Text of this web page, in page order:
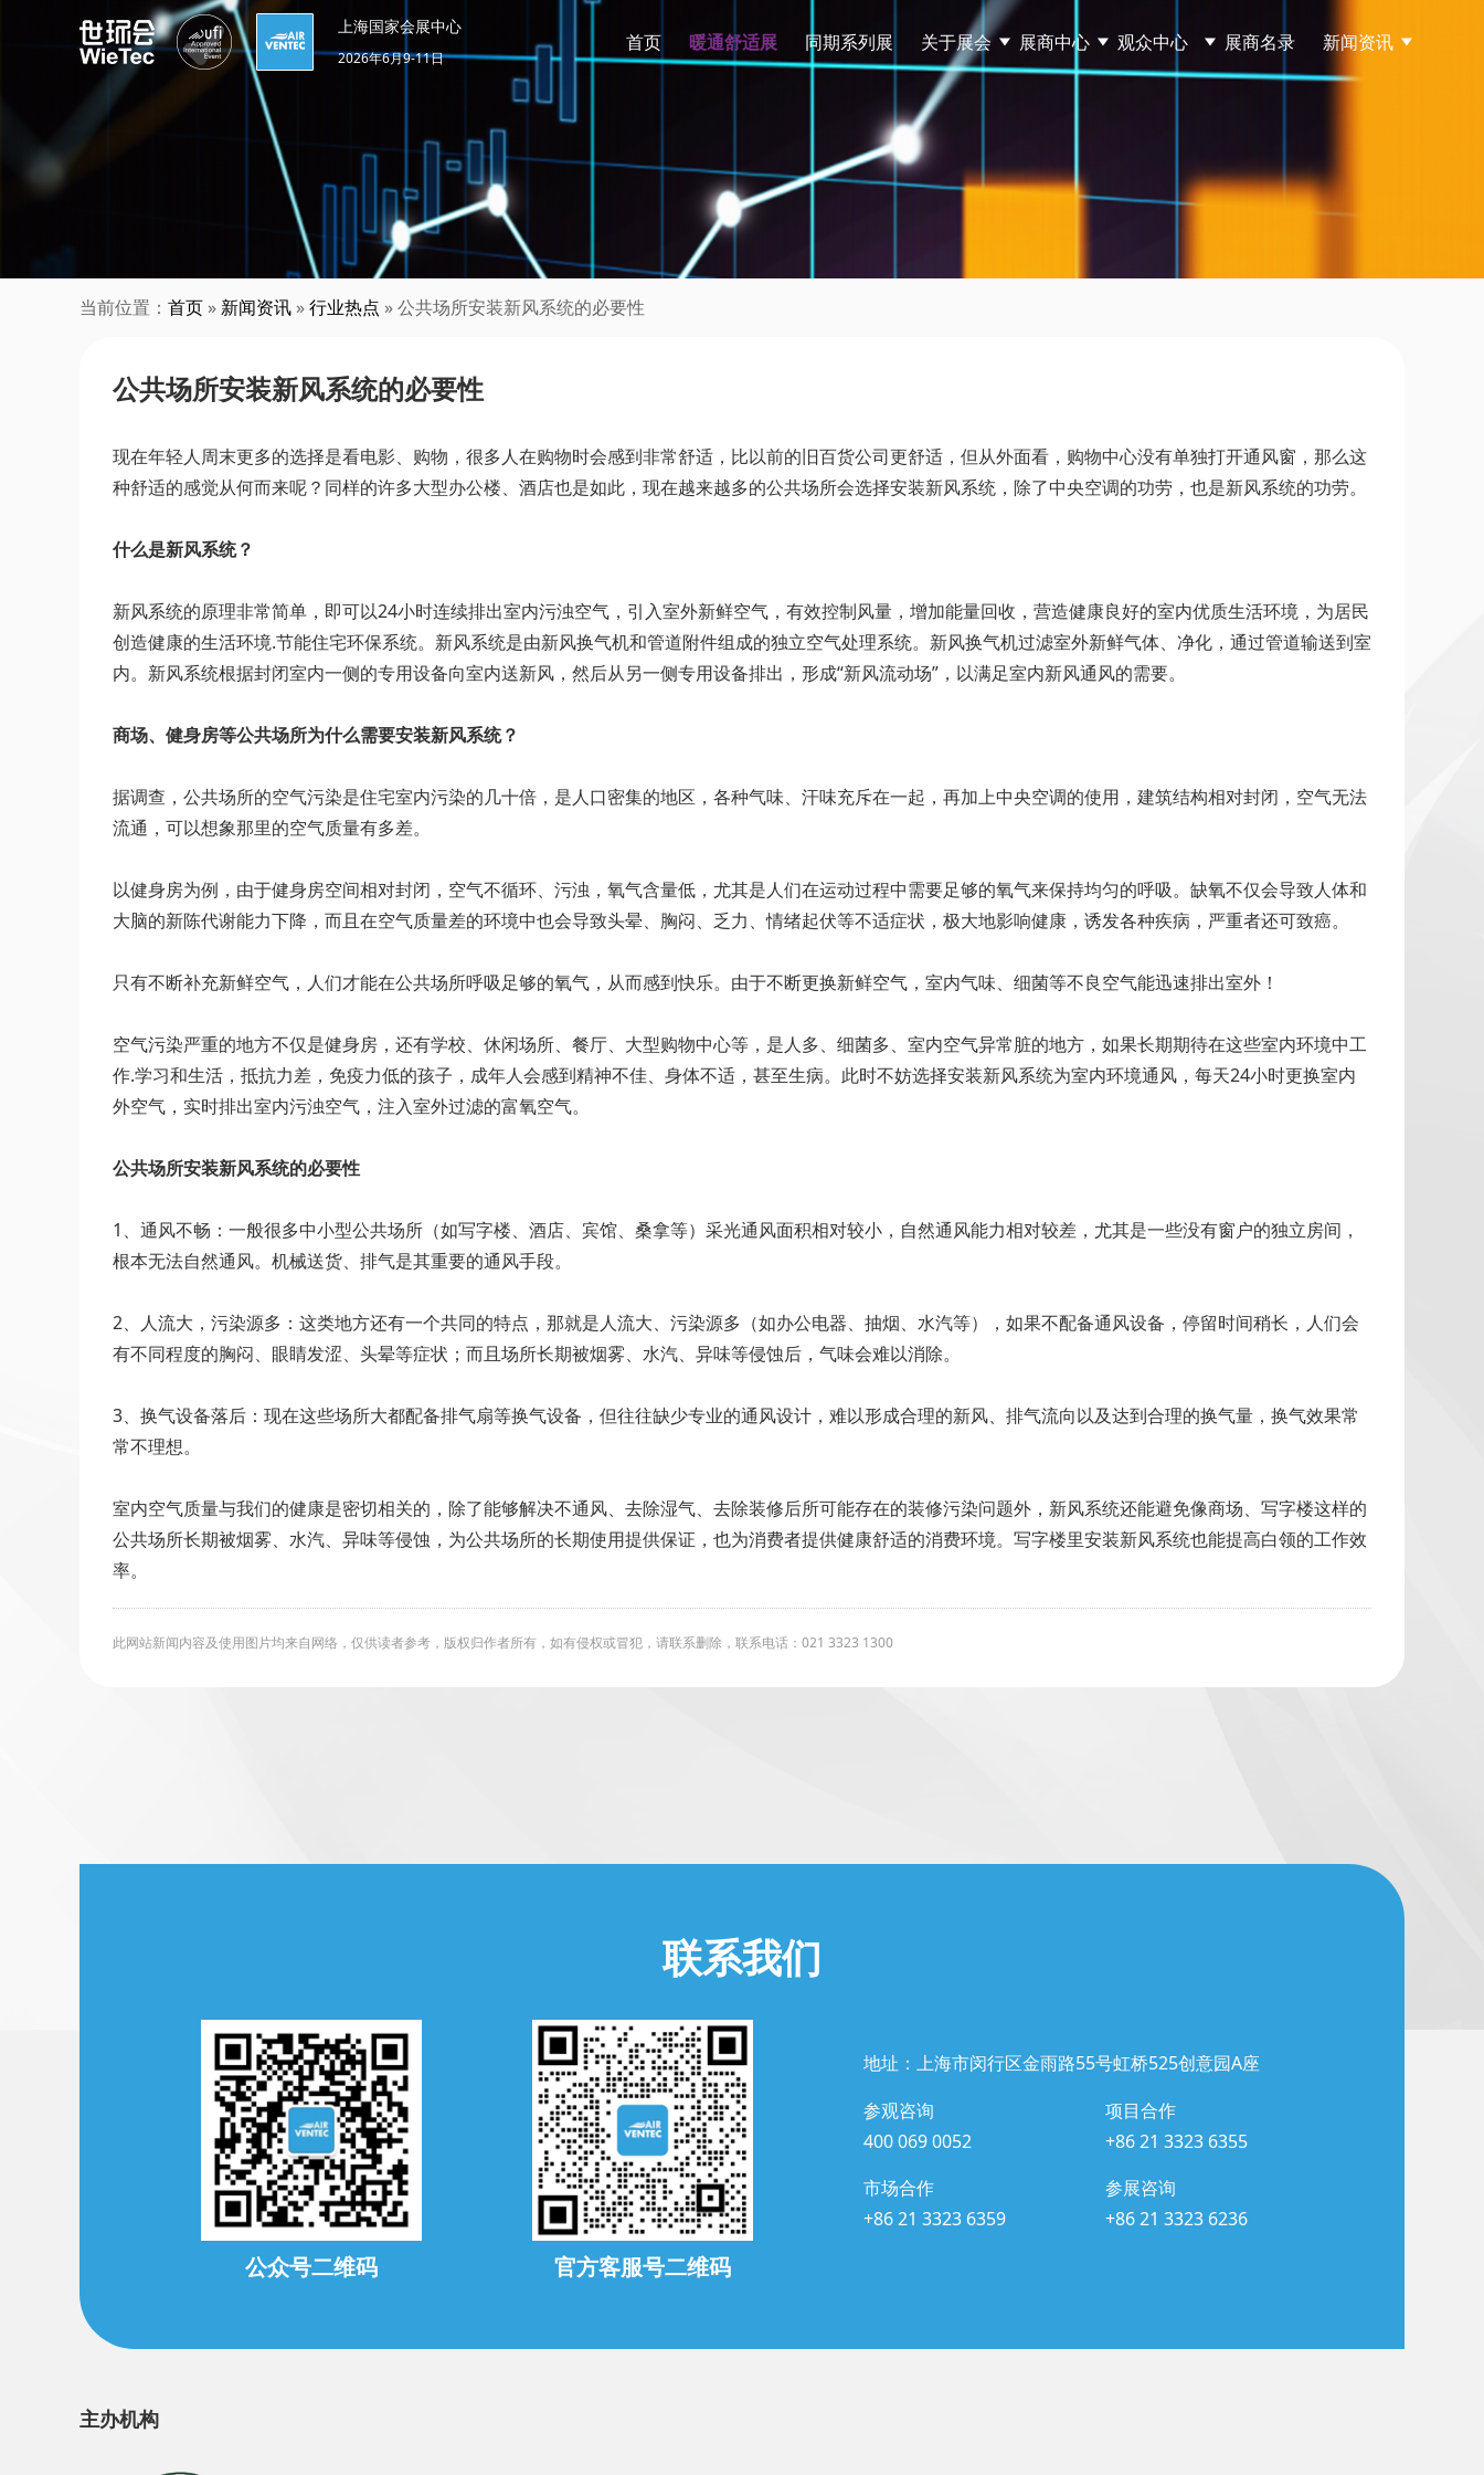
上海国家会展中心
2026年6月9-11日
首页 暖通舒适展 同期系列展 关于展会 展商中心 观众中心 展商名录 新闻资讯
当前位置： 首页 » 新闻资讯 »行业热点 » 公共场所安装新风系统的必要性
公共场所安装新风系统的必要性
现在年轻人周末更多的选择是看电影、购物，很多人在购物时会感到非常舒适，比以前的旧百货公司更舒适，但从外面看，购物中心没有单独打开通风窗，那么这
种舒适的感觉从何而来呢？同样的许多大型办公楼、酒店也是如此，现在越来越多的公共场所会选择安装新风系统，除了中央空调的功劳，也是新风系统的功劳。
什么是新风系统？
新风系统的原理非常简单，即可以24小时连续排出室内污浊空气，引入室外新鲜空气，有效控制风量，增加能量回收，营造健康良好的室内优质生活环境，为居民
创造健康的生活环境.节能住宅环保系统。新风系统是由新风换气机和管道附件组成的独立空气处理系统。新风换气机过滤室外新鲜气体、净化，通过管道输送到室
内。新风系统根据封闭室内一侧的专用设备向室内送新风，然后从另一侧专用设备排出，形成“新风流动场”，以满足室内新风通风的需要。
商场、健身房等公共场所为什么需要安装新风系统？
据调查，公共场所的空气污染是住宅室内污染的几十倍，是人口密集的地区，各种气味、汗味充斥在一起，再加上中央空调的使用，建筑结构相对封闭，空气无法
流通，可以想象那里的空气质量有多差。
以健身房为例，由于健身房空间相对封闭，空气不循环、污浊，氧气含量低，尤其是人们在运动过程中需要足够的氧气来保持均匀的呼吸。缺氧不仅会导致人体和
大脑的新陈代谢能力下降，而且在空气质量差的环境中也会导致头晕、胸闷、乏力、情绪起伏等不适症状，极大地影响健康，诱发各种疾病，严重者还可致癌。
只有不断补充新鲜空气，人们才能在公共场所呼吸足够的氧气，从而感到快乐。由于不断更换新鲜空气，室内气味、细菌等不良空气能迅速排出室外！
空气污染严重的地方不仅是健身房，还有学校、休闲场所、餐厅、大型购物中心等，是人多、细菌多、室内空气异常脏的地方，如果长期期待在这些室内环境中工
作.学习和生活，抵抗力差，免疫力低的孩子，成年人会感到精神不佳、身体不适，甚至生病。此时不妨选择安装新风系统为室内环境通风，每天24小时更换室内
外空气，实时排出室内污浊空气，注入室外过滤的富氧空气。
公共场所安装新风系统的必要性
1、通风不畅：一般很多中小型公共场所（如写字楼、酒店、宾馆、桑拿等）采光通风面积相对较小，自然通风能力相对较差，尤其是一些没有窗户的独立房间，
根本无法自然通风。机械送货、排气是其重要的通风手段。
2、人流大，污染源多：这类地方还有一个共同的特点，那就是人流大、污染源多（如办公电器、抽烟、水汽等），如果不配备通风设备，停留时间稍长，人们会
有不同程度的胸闷、眼睛发涩、头晕等症状；而且场所长期被烟雾、水汽、异味等侵蚀后，气味会难以消除。
3、换气设备落后：现在这些场所大都配备排气扇等换气设备，但往往缺少专业的通风设计，难以形成合理的新风、排气流向以及达到合理的换气量，换气效果常
常不理想。
室内空气质量与我们的健康是密切相关的，除了能够解决不通风、去除湿气、去除装修后所可能存在的装修污染问题外，新风系统还能避免像商场、写字楼这样的
公共场所长期被烟雾、水汽、异味等侵蚀，为公共场所的长期使用提供保证，也为消费者提供健康舒适的消费环境。写字楼里安装新风系统也能提高白领的工作效
率。
此网站新闻内容及使用图片均来自网络，仅供读者参考，版权归作者所有，如有侵权或冒犯，请联系删除，联系电话：021 3323 1300
联系我们
公众号二维码 官方客服号二维码
地址：上海市闵行区金雨路55号虹桥525创意园A座
参观咨询
400 069 0052
项目合作
+86 21 3323 6355
市场合作
+86 21 3323 6359
参展咨询
+86 21 3323 6236
主办机构